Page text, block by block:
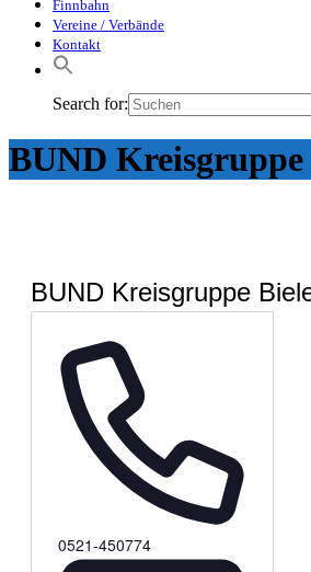
Finnbahn
Vereine / Verbände
Kontakt
Search for:
BUND
BUND Kreisgruppe
Telefon
0521-450774